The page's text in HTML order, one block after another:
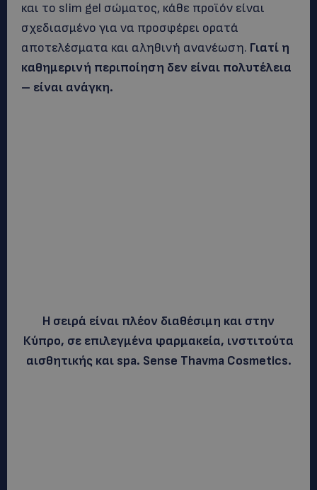
και το slim gel σώματος, κάθε προϊόν είναι
σχεδιασμένο για να προσφέρει ορατά
αποτελέσματα και αληθινή ανανέωση. Γιατί η
καθημερινή περιποίηση δεν είναι πολυτέλεια
– είναι ανάγκη.
Η σειρά είναι πλέον διαθέσιμη και στην
Κύπρο, σε επιλεγμένα φαρμακεία, ινστιτούτα
αισθητικής και spa. Sense Thavma Cosmetics.